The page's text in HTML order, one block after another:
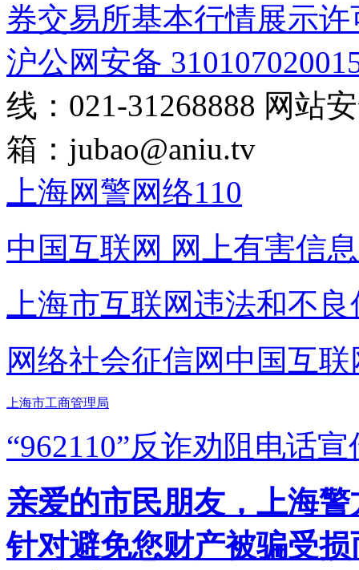
券交易所基本行情展示许
沪公网安备
线：021-31268888 网站
箱： jubao@aniu.tv
上海网警网络110
中国互联网 网上有害信
上海市互联网违法和不
网络社会征信网 中国互
上海市工商管理局
“962110”反诈劝阻电话宣
亲爱的市民朋友，上海
针对避免您财产被骗受